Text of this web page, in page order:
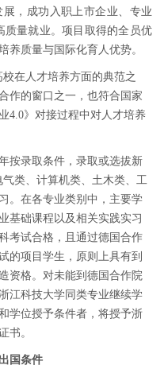
，成功入职上市企业、专业
质量就业。项目取得的全员优
养质量与国际化育人优势。
在人才培养方面的典范之
作的窗口之一，也符合国家
4.0》对接过程中对人才培养
按录取条件，录取或选拔新
气类、计算机类、土木类、工
。在各专业类别中，主要学
基础课程以及相关实践实习
考试合格，且通过德国合作
的项目学生，原则上具有到
资格。对未能到德国合作院
江科技大学同类专业继续学
学位授予条件者，将授予浙
书。
国条件